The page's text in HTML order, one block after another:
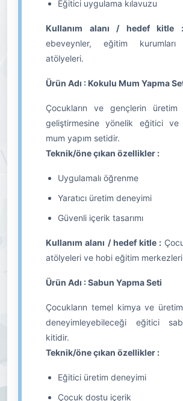
Eğitici uygulama kılavuzu
Kullanım alanı / hedef kitle
ebeveynler, eğitim
atölyeleri.
Ürün Adı : Kokulu Mum Yapma
Çocukların ve gençlerin üretim
geliştirmesine yönelik eğitici ve
mum yapım setidir.
Teknik/öne çıkan özellikler :
Uygulamalı öğrenme
Yaratıcı üretim deneyimi
Güvenli içerik tasarımı
Kullanım alanı / hedef kitle :
atölyeleri ve hobi eğitim
Ürün Adı : Sabun Yapma Seti
Çocukların temel kimya ve
deneyimleyebileceği eğitici
kitidir.
Teknik/öne çıkan özellikler :
Eğitici üretim deneyimi
Çocuk dostu içerik